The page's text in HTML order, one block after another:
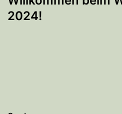
2024!